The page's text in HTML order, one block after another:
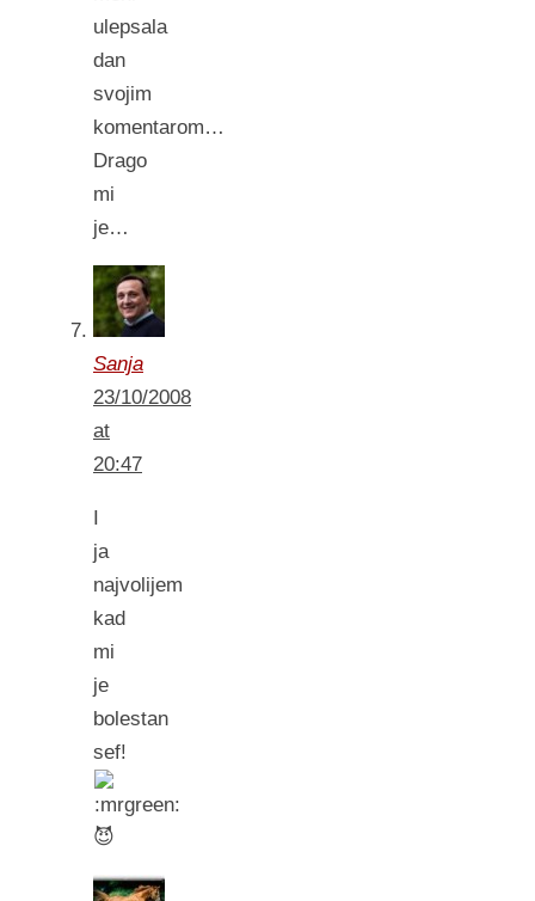
ulepsala
dan
svojim
komentarom…
Drago
mi
je…
Sanja
23/10/2008
at
20:47
ja
najvolijem
kad
mi
je
bolestan
sef!
😈